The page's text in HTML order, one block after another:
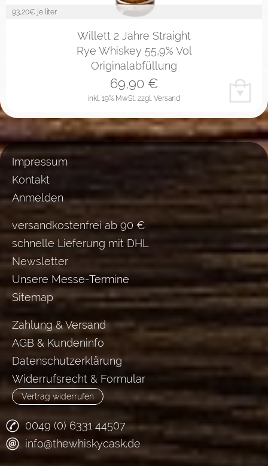
93,20€ je liter
Willett 2 Jahre Straight
Rye Whiskey 55,9% Vol
Originalabfüllung
inkl. 19% MwSt. zzgl. Versand
69,90€
Impressum
Kontakt
Anmelden
versandkostenfrei ab 90 €
schnelle Lieferung mit DHL
Newsletter
Unsere Messe-Termine
Sitemap
Zahlung & Versand
AGB & Kundeninfo
Datenschutzerklärung
Widerrufsrecht & Formular
Vertrag widerrufen
0049 (0) 6331 44507
info@thewhiskycask.de